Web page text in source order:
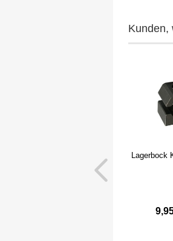
Kunden,
Lagerbock